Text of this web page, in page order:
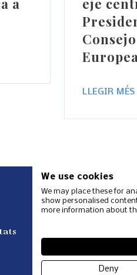
a
eje
LLEGIR
We use cookies
We may place these for
show personalised
more information about
Deny